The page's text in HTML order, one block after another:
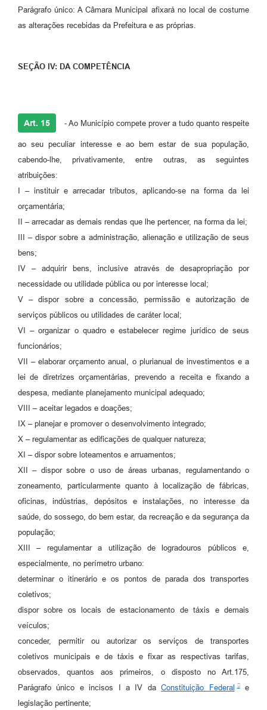
Parágrafo único: A Câmara Municipal afixará no local de costume
as alterações recebidas da Prefeitura e as próprias.
SEÇÃO IV: DA COMPETÊNCIA
Art. 15 - Ao Município compete prover a tudo quanto respeite
ao seu peculiar interesse e ao bem estar de sua população,
cabendo-lhe, privativamente, entre outras, as seguintes
atribuições:
I – instituir e arrecadar tributos, aplicando-se na forma da lei
orçamentária;
II – arrecadar as demais rendas que lhe pertencer, na forma da lei;
III – dispor sobre a administração, alienação e utilização de seus
bens;
IV – adquirir bens, inclusive através de desapropriação por
necessidade ou utilidade pública ou por interesse local;
V – dispor sobre a concessão, permissão e autorização de
serviços públicos ou utilidades de caráter local;
VI – organizar o quadro e estabelecer regime jurídico de seus
funcionários;
VII – elaborar orçamento anual, o plurianual de investimentos e a
lei de diretrizes orçamentárias, prevendo a receita e fixando a
despesa, mediante planejamento municipal adequado;
VIII – aceitar legados e doações;
IX – planejar e promover o desenvolvimento integrado;
X – regulamentar as edificações de qualquer natureza;
XI – dispor sobre loteamentos e arruamentos;
XII – dispor sobre o uso de áreas urbanas, regulamentando o
zoneamento, particularmente quanto à localização de fábricas,
oficinas, indústrias, depósitos e instalações, no interesse da
saúde, do sossego, do bem estar, da recreação e da segurança da
população;
XIII – regulamentar a utilização de logradouros públicos e,
especialmente, no perímetro urbano:
determinar o itinerário e os pontos de parada dos transportes
coletivos;
dispor sobre os locais de estacionamento de táxis e demais
veículos;
conceder, permitir ou autorizar os serviços de transportes
coletivos municipais e de táxis e fixar as respectivas tarifas,
observados, quantos aos primeiros, o disposto no Art.175,
Parágrafo único e incisos I a IV daConstituição Federal
e
legislação pertinente;